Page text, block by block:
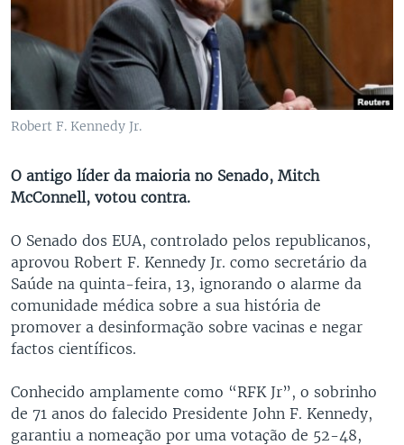
Robert F. Kennedy Jr.
O antigo líder da maioria no Senado, Mitch
McConnell, votou contra.
O Senado dos EUA, controlado pelos republicanos,
aprovou Robert F. Kennedy Jr. como secretário da
Saúde na quinta-feira, 13, ignorando o alarme da
comunidade médica sobre a sua história de
promover a desinformação sobre vacinas e negar
factos científicos.
Conhecido amplamente como “RFK Jr”, o sobrinho
de 71 anos do falecido Presidente John F. Kennedy,
garantiu a nomeação por uma votação de 52-48,